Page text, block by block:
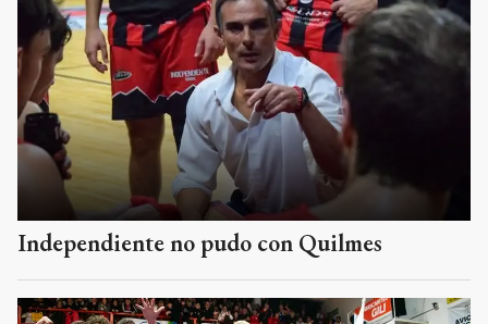
Independiente no pudo con Quilmes